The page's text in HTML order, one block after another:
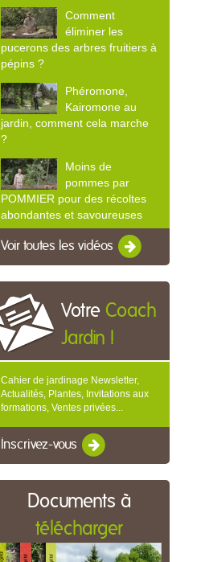
Comment
éliminer les
pucerons des arbres fruitiers à
pépins ?
Phéromone,
Kairomone au
jardin, comment cela marche
?
Moins de
pommes par
POMMIER pour des récoltes
abondantes et savoureuses
Voir toutes les vidéos
Votre Coach
Jardin !
Cahier de jardinage Newsletter,
Actualités, Plantes, Invitations aux
formations, Ventes privées...
Inscrivez-vous
Documents à
télécharger